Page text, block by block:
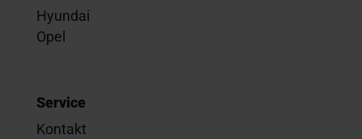
Hyundai
Opel
Service
Kontakt